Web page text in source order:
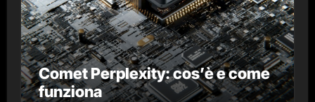
Comet Perplexity: cos’è e come
funziona